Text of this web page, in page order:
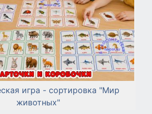
игра - сортировка "Мир
животных"